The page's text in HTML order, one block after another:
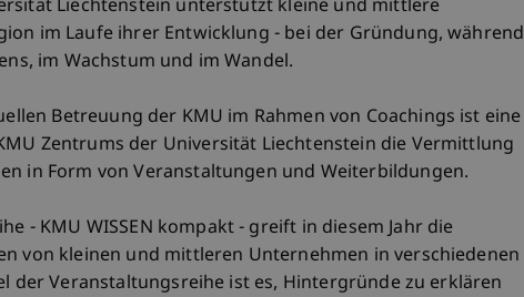
Liechtenstein unterstützt kleine und mittlere
im Laufe ihrer Entwicklung - bei der Gründung, während
im Wachstum und im Wandel.
Betreuung der KMU im Rahmen von Coachings ist eine
Zentrums der Universität Liechtenstein die Vermittlung
in Form von Veranstaltungen und Weiterbildungen.
- KMU WISSEN kompakt - greift in diesem Jahr die
von kleinen und mittleren Unternehmen in verschiedenen
der Veranstaltungsreihe ist es, Hintergründe zu erklären